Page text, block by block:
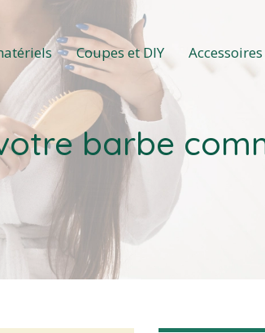
Coupes et DIY
barbe